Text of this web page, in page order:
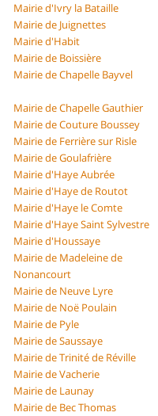
Mairie d'Ivry la Bataille
Mairie de Juignettes
Mairie d'Habit
Mairie de Boissière
Mairie de Chapelle Bayvel
Mairie de Chapelle Gauthier
Mairie de Couture Boussey
Mairie de Ferrière sur Risle
Mairie de Goulafrière
Mairie d'Haye Aubrée
Mairie d'Haye de Routot
Mairie d'Haye le Comte
Mairie d'Haye Saint Sylvestre
Mairie d'Houssaye
Mairie de Madeleine de
Nonancourt
Mairie de Neuve Lyre
Mairie de Noë Poulain
Mairie de Pyle
Mairie de Saussaye
Mairie de Trinité de Réville
Mairie de Vacherie
Mairie de Launay
Mairie de Bec Thomas